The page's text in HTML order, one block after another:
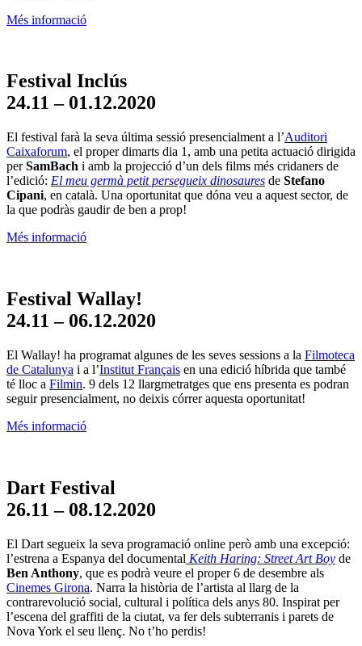
Més informació
Festival Inclús
24.11 – 01.12.2020
El festival farà la seva última sessió presencialment a l’Auditori
Caixaforum, el proper dimarts dia 1, amb una petita actuació dirigida
perSamBach i amb la projecció d’un dels films més cridaners de
l’edició: El meu germà petit persegueix dinosaures de Stefano
Cipani, en català. Una oportunitat que dóna veu a aquest sector, de
la que podràs gaudir de ben a prop!
Més informació
Festival Wallay!
24.11 – 06.12.2020
El Wallay! ha programat algunes de les seves sessions a la Filmoteca
de Catalunya i a l’Institut Français en una edició híbrida que també
té lloc a Filmin. 9 dels 12 llargmetratges que ens presenta es podran
seguir presencialment, no deixis córrer aquesta oportunitat!
Més informació
Dart Festival
26.11 – 08.12.2020
El Dart segueix la seva programació online però amb una excepció:
l’estrena a Espanya del documental Keith Haring: Street Art Boy de
Ben Anthony, que es podrà veure el proper 6 de desembre als
Cinemes Girona. Narra la història de l’artista al llarg de la
contrarevolució social, cultural i política dels anys 80. Inspirat per
l’escena del graffiti de la ciutat, va fer dels subterranis i parets de
Nova York el seu llenç. No t’ho perdis!